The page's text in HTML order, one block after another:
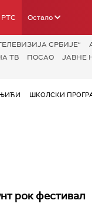
РТС Остало
СРБИЈЕ“
ТВ ПОСАО ЈАВНЕ
ШКОЛСКИ
рок фестивал